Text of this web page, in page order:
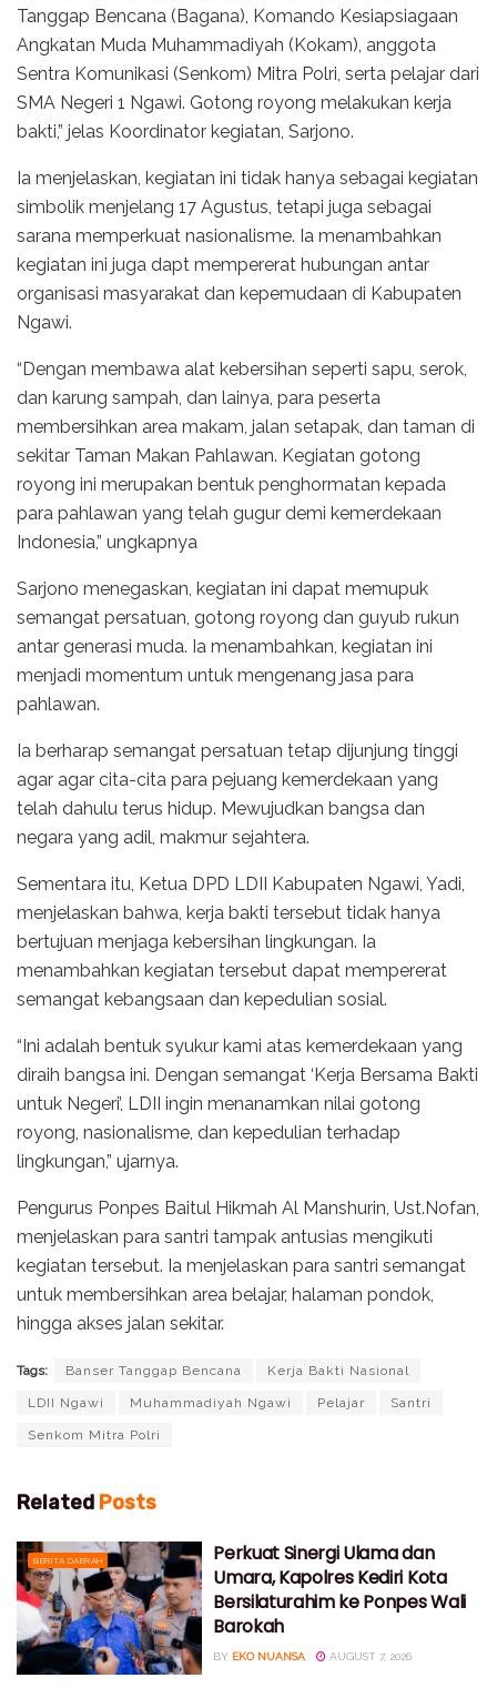
Tanggap Bencana (Bagana), Komando Kesiapsiagaan
Angkatan Muda Muhammadiyah (Kokam), anggota
Sentra Komunikasi (Senkom) Mitra Polri, serta pelajar dari
SMA Negeri 1 Ngawi. Gotong royong melakukan kerja
bakti,” jelas Koordinator kegiatan, Sarjono.
Ia menjelaskan, kegiatan ini tidak hanya sebagai kegiatan
simbolik menjelang 17 Agustus, tetapi juga sebagai
sarana memperkuat nasionalisme. Ia menambahkan
kegiatan ini juga dapt mempererat hubungan antar
organisasi masyarakat dan kepemudaan di Kabupaten
Ngawi.
“Dengan membawa alat kebersihan seperti sapu, serok,
dan karung sampah, dan lainya, para peserta
membersihkan area makam, jalan setapak, dan taman di
sekitar Taman Makan Pahlawan. Kegiatan gotong
royong ini merupakan bentuk penghormatan kepada
para pahlawan yang telah gugur demi kemerdekaan
Indonesia,” ungkapnya
Sarjono menegaskan, kegiatan ini dapat memupuk
semangat persatuan, gotong royong dan guyub rukun
antar generasi muda. Ia menambahkan, kegiatan ini
menjadi momentum untuk mengenang jasa para
pahlawan.
Ia berharap semangat persatuan tetap dijunjung tinggi
agar agar cita-cita para pejuang kemerdekaan yang
telah dahulu terus hidup. Mewujudkan bangsa dan
negara yang adil, makmur sejahtera.
Sementara itu, Ketua DPD LDII Kabupaten Ngawi, Yadi,
menjelaskan bahwa, kerja bakti tersebut tidak hanya
bertujuan menjaga kebersihan lingkungan. Ia
menambahkan kegiatan tersebut dapat mempererat
semangat kebangsaan dan kepedulian sosial.
“Ini adalah bentuk syukur kami atas kemerdekaan yang
diraih bangsa ini. Dengan semangat ‘Kerja Bersama Bakti
untuk Negeri’, LDII ingin menanamkan nilai gotong
royong, nasionalisme, dan kepedulian terhadap
lingkungan,” ujarnya.
Pengurus Ponpes Baitul Hikmah Al Manshurin, Ust.Nofan,
menjelaskan para santri tampak antusias mengikuti
kegiatan tersebut. Ia menjelaskan para santri semangat
untuk membersihkan area belajar, halaman pondok,
hingga akses jalan sekitar.
Tags: Banser Tanggap Bencana Kerja Bakti Nasional
LDII Ngawi Muhammadiyah Ngawi Pelajar Santri
Senkom Mitra Polri
Related Posts
BERITA DAERAH
Perkuat Sinergi Ulama dan
Umara, Kapolres Kediri Kota
Bersilaturahim ke Ponpes Wali
Barokah
BY EKO NUANSA AUGUST 7, 2026